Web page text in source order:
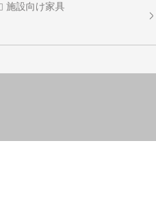
施設向け家具